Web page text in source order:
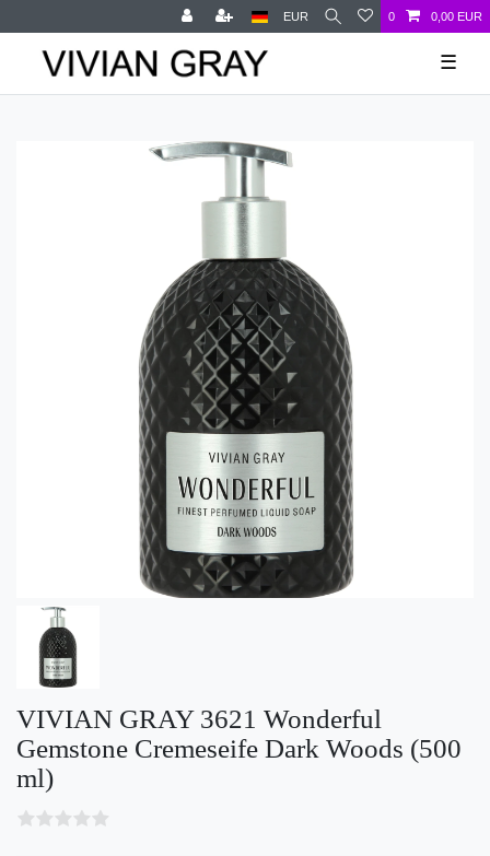
EUR 0 0,00 EUR
☰
VIVIAN GRAY 3621 Wonderful
Gemstone Cremeseife Dark Woods (500
ml)